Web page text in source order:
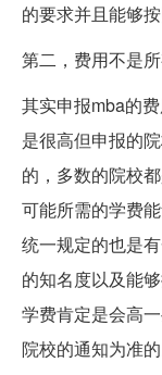
的要求并且能够
第二，费用不是
其实申报mba的
是很高但申报的
的，多数的院校
可能所需的学费
统一规定的也是
的知名度以及能
学费肯定是会高
院校的通知为准的